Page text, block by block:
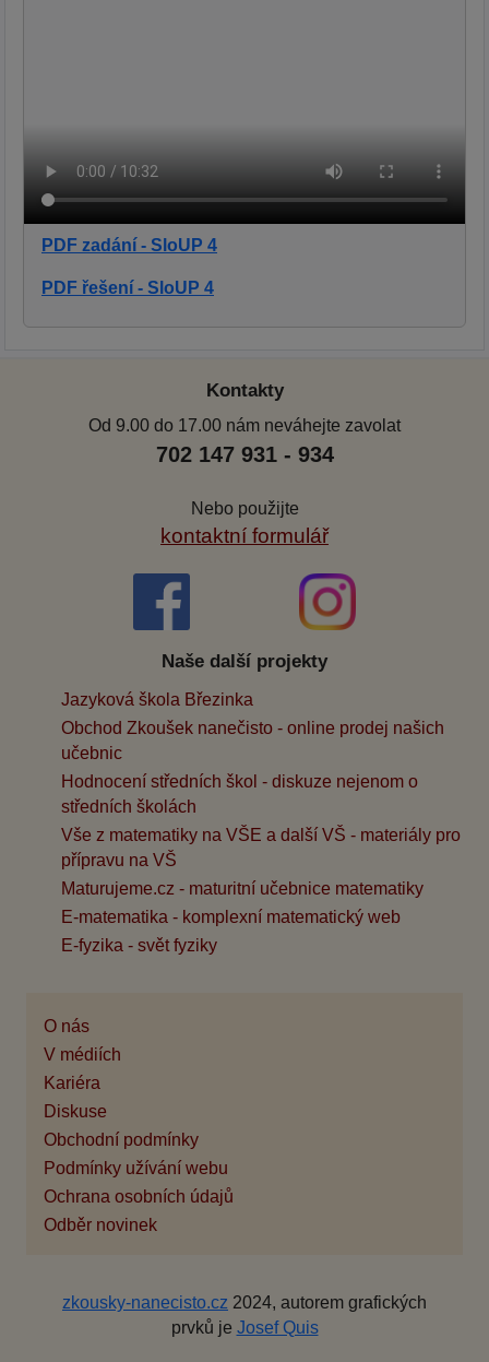
PDF zadání - SloUP 4
PDF řešení - SloUP 4
Kontakty
Od 9.00 do 17.00 nám neváhejte zavolat
702 147 931 - 934
Nebo použijte
kontaktní formulář
Naše další projekty
Jazyková škola Březinka
Obchod Zkoušek nanečisto - online prodej našich
učebnic
Hodnocení středních škol - diskuze nejenom o
středních školách
Vše z matematiky na VŠE a další VŠ - materiály pro
přípravu na VŠ
Maturujeme.cz - maturitní učebnice matematiky
E-matematika - komplexní matematický web
E-fyzika - svět fyziky
O nás
V médiích
Kariéra
Diskuse
Obchodní podmínky
Podmínky užívání webu
Ochrana osobních údajů
Odběr novinek
zkousky-nanecisto.cz 2024, autorem grafických
prvků je Josef Quis